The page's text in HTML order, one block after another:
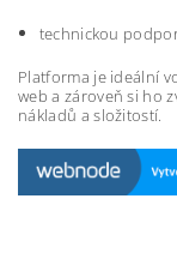
technickou
Platforma je ideální
web a zároveň si ho
nákladů a složitostí.